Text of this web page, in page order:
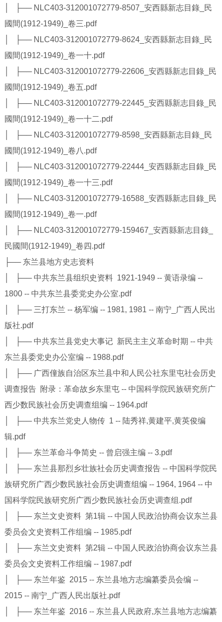
│ ├── NLC403-312001072779-8507_安西縣新志目錄_民
國間(1912-1949)_卷三.pdf
│ ├── NLC403-312001072779-8624_安西縣新志目錄_民
國間(1912-1949)_卷一十.pdf
│ ├── NLC403-312001072779-22606_安西縣新志目錄_民
國間(1912-1949)_卷五.pdf
│ ├── NLC403-312001072779-22445_安西縣新志目錄_民
國間(1912-1949)_卷一十二.pdf
│ ├── NLC403-312001072779-8598_安西縣新志目錄_民
國間(1912-1949)_卷八.pdf
│ ├── NLC403-312001072779-22444_安西縣新志目錄_民
國間(1912-1949)_卷一十三.pdf
│ ├── NLC403-312001072779-16588_安西縣新志目錄_民
國間(1912-1949)_卷一.pdf
│ ├── NLC403-312001072779-159467_安西縣新志目錄_
民國間(1912-1949)_卷四.pdf
├── 东兰县地方史志资料
│ ├── 中共东兰县组织史资料 1921-1949 -- 黄语录编 --
1800 -- 中共东兰县委党史办公室.pdf
│ ├── 三打东兰 -- 杨军编 -- 1981, 1981 -- 南宁_广西人民出
版社.pdf
│ ├── 中共东兰县党史大事记 新民主主义革命时期 -- 中共
东兰县委党史办公室编 -- 1988.pdf
│ ├── 广西僮族自治区东兰县中和人民公社东里屯社会历史
调查报告 附录：革命故乡东里屯 -- 中国科学院民族研究所广
西少数民族社会历史调查组编 -- 1964.pdf
│ ├── 中共东兰党史人物传 1 -- 陆秀祥,黄建平,黄英俊编
辑.pdf
│ ├── 东兰革命斗争简史 -- 曾启强主编 -- 3.pdf
│ ├── 东兰县那烈乡壮族社会历史调查报告 -- 中国科学院民
族研究所广西少数民族社会历史调查组编 -- 1964, 1964 -- 中
国科学院民族研究所广西少数民族社会历史调查组.pdf
│ ├── 东兰文史资料 第1辑 -- 中国人民政治协商会议东兰县
委员会文史资料工作组编 -- 1985.pdf
│ ├── 东兰文史资料 第2辑 -- 中国人民政治协商会议东兰县
委员会文史资料工作组编 -- 1987.pdf
│ ├── 东兰年鉴 2015 -- 东兰县地方志编纂委员会编 --
2015 -- 南宁_广西人民出版社.pdf
│ ├── 东兰年鉴 2016 -- 东兰县人民政府,东兰县地方志编纂